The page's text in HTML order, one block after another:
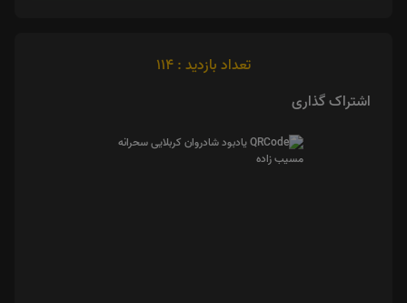
تعداد بازدید : 114
اشتراک گذاری